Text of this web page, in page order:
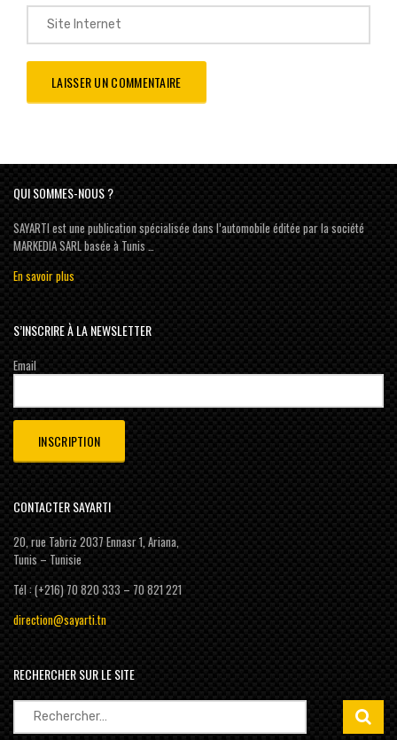
QUI SOMMES-NOUS ?
SAYARTI est une publication spécialisée dans l’automobile éditée par la société
MARKEDIA SARL basée à Tunis …
En savoir plus
S’INSCRIRE À LA NEWSLETTER
Email
CONTACTER SAYARTI
20, rue Tabriz 2037 Ennasr 1, Ariana,
Tunis – Tunisie
Tél : (+216) 70 820 333 – 70 821 221
direction@sayarti.tn
RECHERCHER SUR LE SITE
Rechercher :